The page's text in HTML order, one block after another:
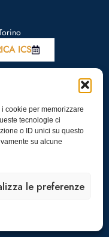
cookie per memorizzare
tecnologie ci
o ID unici su questo
su alcune
le preferenze
ICS